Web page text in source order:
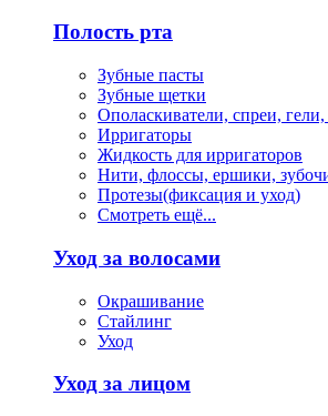
Полость рта
Зубные пасты
Зубные щетки
Ополаскиватели, спреи,
Ирригаторы
Жидкость для ирригаторов
Нити, флоссы, ершики,
Протезы(фиксация и уход)
Смотреть ещё...
Уход за волосами
Окрашивание
Стайлинг
Уход
Уход за лицом